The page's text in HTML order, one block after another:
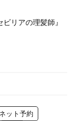
リアの理髪師』
ネット予約